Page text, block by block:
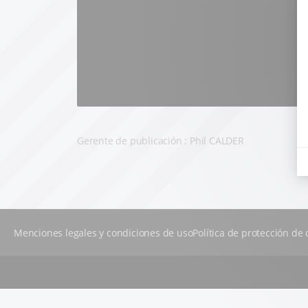
Gerente de publicación : Phil CALDER
Menciones legales y condiciones de usoPolítica de protección de